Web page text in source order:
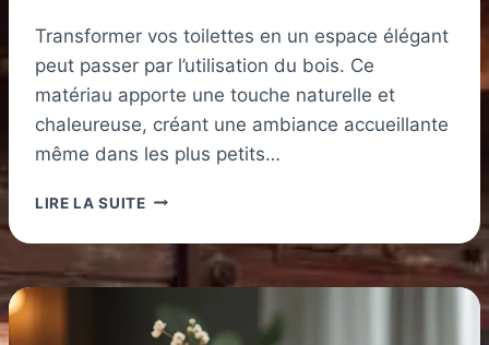
Transformer vos toilettes en un espace élégant
peut passer par l’utilisation du bois. Ce
matériau apporte une touche naturelle et
chaleureuse, créant une ambiance accueillante
même dans les plus petits…
LIRE LA SUITEDÉCORER
TOILETTES
ÉLÉGANCE
GRÂCE
AU